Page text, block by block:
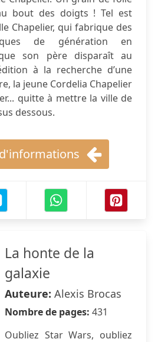
bout des doigts ! Tel est
Chapelier, qui fabrique des
de génération en
son père disparaît au
à la recherche d’une
la jeune Cordelia Chapelier
quitte à mettre la ville de
dessous.
La honte de la
galaxie
Auteure: Alexis Brocas
Nombre de pages: 431
Oubliez Star Wars, oubliez